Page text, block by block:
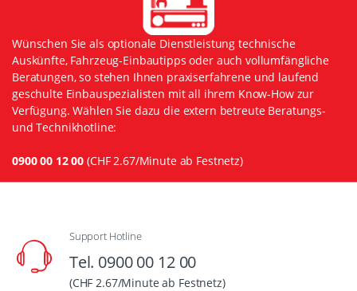
Wünschen Sie als optionale Dienstleistung technische
Auskünfte, Fahrzeug-Einbautipps oder auch vollumfängliche
Beratungen, so stehen Ihnen praxiserfahrene und laufend
geschulte Einbauspezialisten mit all ihrem Know-How zur
Verfügung. Wählen Sie dazu die extern betreute Beratungs-
und Technikhotline:
0900 00 12 00 (CHF 2.67/Minute ab Festnetz)
Support Hotline
Tel. 0900 00 12 00
(CHF 2.67/Minute ab Festnetz)